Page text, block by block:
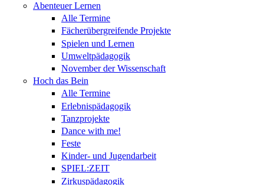
Abenteuer Lernen
Alle Termine
Fächerübergreifende Projekte
Spielen und Lernen
Umweltpädagogik
November der Wissenschaft
Hoch das Bein
Alle Termine
Erlebnispädagogik
Tanzprojekte
Dance with me!
Feste
Kinder- und Jugendarbeit
SPIEL:ZEIT
Zirkuspädagogik